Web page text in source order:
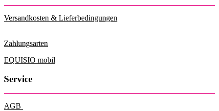
Versandkosten & Lieferbedingungen
Zahlungsarten
EQUISIO mobil
Service
AGB